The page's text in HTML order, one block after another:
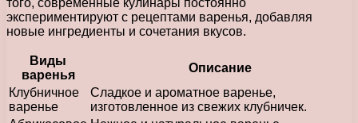
экспериментируют с рецептами варенья, добавляя
новые ингредиенты и сочетания вкусов.
Виды
варенья
Описание
Клубничное
варенье
Сладкое и ароматное варенье,
изготовленное из свежих клубничек.